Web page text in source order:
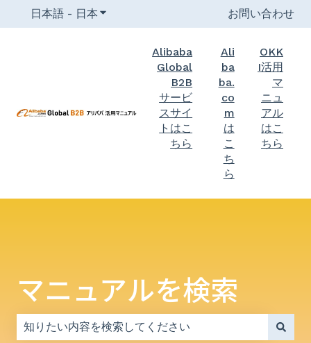
日本語 - 日本 翻訳のサブメニューを表示お問い合わせ
Alibaba
Global
B2B
サービ
スサイ
トはこ
ちら
Ali
ba
ba.
co
m
は
こ
ち
ら
OKK
I活用
マ
ニュ
アル
はこ
ちら
マニュアルを検索